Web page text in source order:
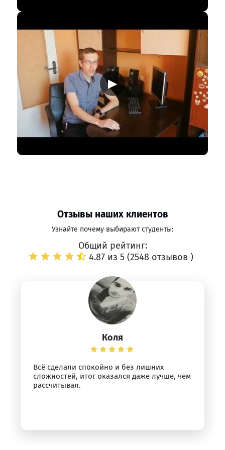
▶
Отзывы наших клиентов
Узнайте почему выбирают студенты:
Общий рейтинг:
4.87 из 5 (2548 отзывов )
Коля
Всё сделали спокойно и без лишних
сложностей, итог оказался даже лучше, чем
рассчитывал.